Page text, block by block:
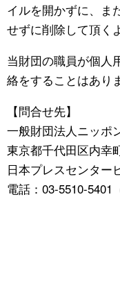
スポーツ・東京2020
Topics
Images
東京
お知らせ
イルを開かずに、ま
せずに削除して頂く
当財団の職員が個人
絡をすることはあり
【問合せ先】
一般財団法人ニッ
東京都千代田区内幸
日本プレスセンター
電話：03-5510-5401